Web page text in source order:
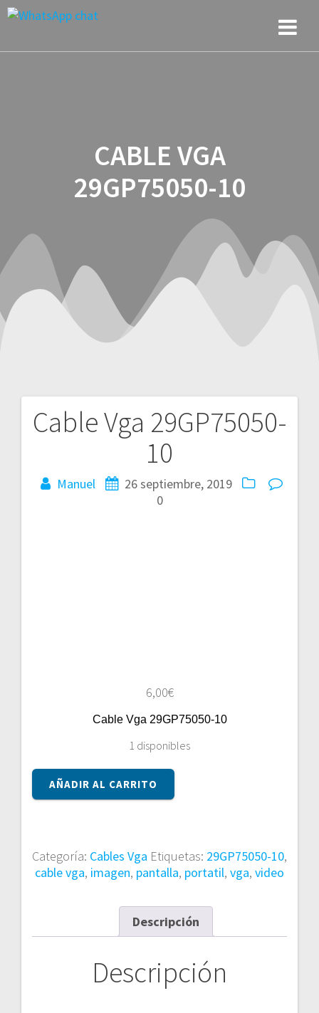
navegación
CABLE VGA
29GP75050-10
Cable Vga 29GP75050-
10
Manuel
26 septiembre, 2019
0
6,00€
Cable Vga 29GP75050-10
1 disponibles
Cable
Vga
AÑADIR AL CARRITO
Categoría: Cables Vga Etiquetas: 29GP75050-10,
cable vga, imagen, pantalla, portatil, vga, video
Descripción
Descripción
Navegación
entradas